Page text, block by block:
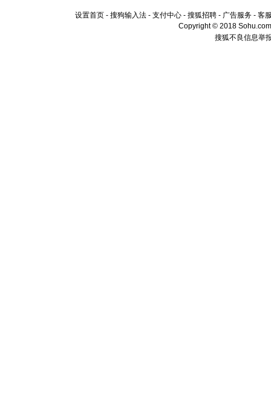
设置首页 - 搜狗输入法 - 支付中心 - 搜狐招聘 - 广告服务 - 客
Copyright © 2018
搜狐不良信息举